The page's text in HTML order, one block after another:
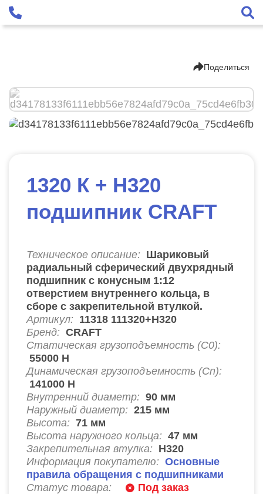
Поделиться
1320 К + Н320
подшипник CRAFT
Техническое описание: Шариковый
радиальный сферический двухрядный
подшипник с конусным 1:12
отверстием внутреннего кольца, в
сборе с закрепительной втулкой.
Артикул: 11318 111320+H320
Бренд: CRAFT
Статическая грузоподъемность (C0):
55000 Н
Динамическая грузоподъемность (Cn):
141000 Н
Внутренний диаметр: 90 мм
Наружный диаметр: 215 мм
Высота: 71 мм
Высота наружного кольца: 47 мм
Закрепительная втулка: H320
Информация покупателю: Основные
правила обращения с подшипниками
Статус товара:
Под заказ